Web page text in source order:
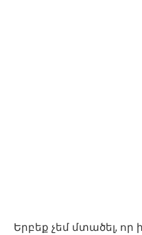
Երբեք չեմ մտածել,